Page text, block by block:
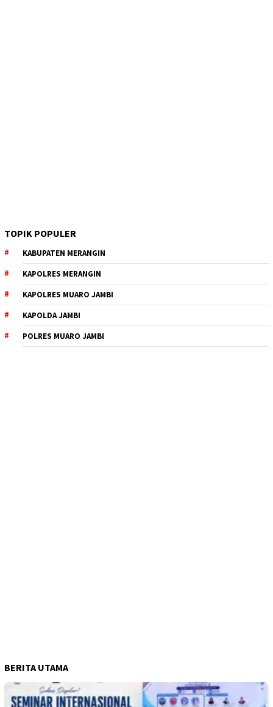
TOPIK POPULER
KABUPATEN MERANGIN
KAPOLRES MERANGIN
KAPOLRES MUARO JAMBI
KAPOLDA JAMBI
POLRES MUARO JAMBI
BERITA UTAMA